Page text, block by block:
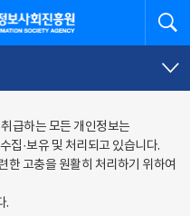
흥원
급하는 모든 개인정보는
집·보유 및 처리되고 있습니다.
한 고충을 원활히 처리하기 위하여
.